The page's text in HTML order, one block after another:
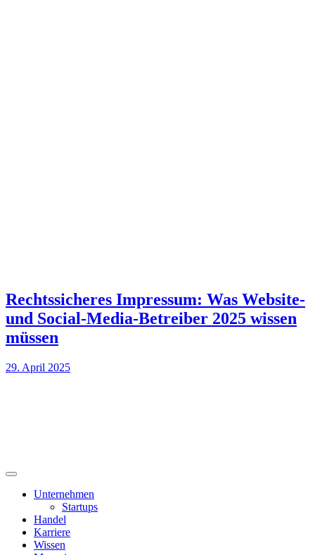
Rechtssicheres Impressum: Was Website-
und Social-Media-Betreiber 2025 wissen
müssen
29. April 2025
Unternehmen
Startups
Handel
Karriere
Wissen